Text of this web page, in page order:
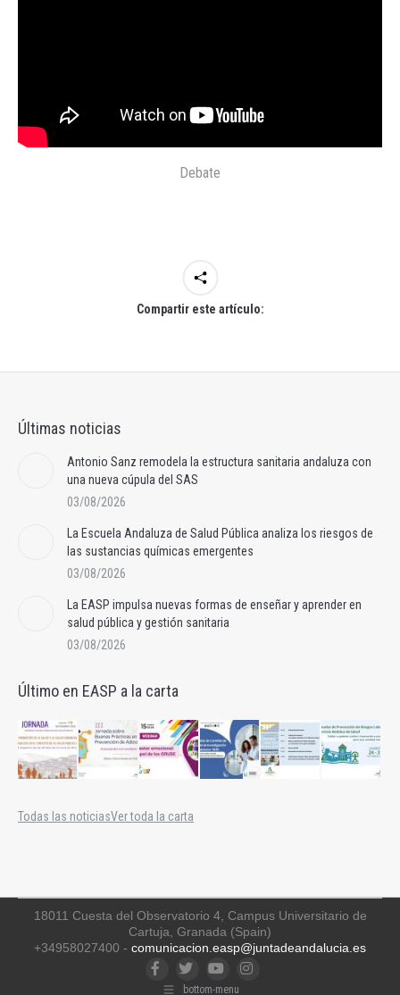
Debate
Compartir este artículo:
Últimas noticias
Antonio Sanz remodela la estructura sanitaria andaluza con
una nueva cúpula del SAS
03/08/2026
La Escuela Andaluza de Salud Pública analiza los riesgos de
las sustancias químicas emergentes
03/08/2026
La EASP impulsa nuevas formas de enseñar y aprender en
salud pública y gestión sanitaria
03/08/2026
Último en EASP a la carta
Todas las noticiasVer toda la carta
18011 Cuesta del Observatorio 4, Campus Universitario de
Cartuja, Granada (Spain)
+34958027400 - comunicacion.easp@juntadeandalucia.es
FacebookTwitterYouTubeInstagram
bottom-menu